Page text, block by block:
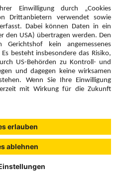
Inhalte: Standards und
Meldung
Austria GmbH